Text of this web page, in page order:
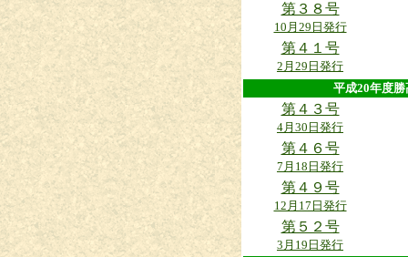
第３８号
10月29日発行
第４１号
2月29日発行
平成20年
第４３号
4月30日発行
第４６号
7月18日発行
第４９号
12月17日発行
第５２号
3月19日発行